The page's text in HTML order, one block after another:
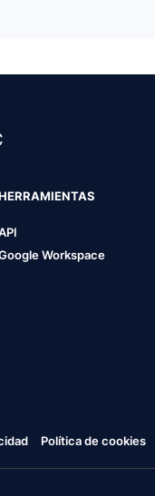
Workspace
Política de cookies